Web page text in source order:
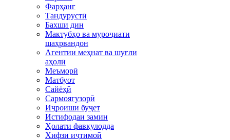
Фарҳанг
Тандурустӣ
Бахши дин
Мактубҳо ва муроҷиати
шаҳрвандон
Агентии меҳнат ва шуғли
аҳолӣ
Меъморӣ
Матбуот
Сайёҳӣ
Сармоягузорӣ
Иҷроиши буҷет
Истифодаи замин
Ҳолати фавқулодда
Хифзи иҷтимоӣ